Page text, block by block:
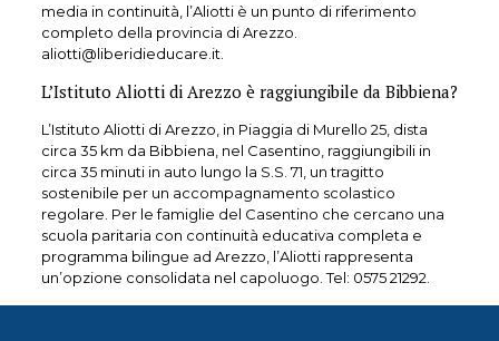
media in continuità, l’Aliotti è un punto di riferimento
completo della provincia di Arezzo.
aliotti@liberidieducare.it.
L’Istituto Aliotti di Arezzo è raggiungibile da Bibbiena?
L’Istituto Aliotti di Arezzo, in Piaggia di Murello 25, dista
circa 35 km da Bibbiena, nel Casentino, raggiungibili in
circa 35 minuti in auto lungo la S.S. 71, un tragitto
sostenibile per un accompagnamento scolastico
regolare. Per le famiglie del Casentino che cercano una
scuola paritaria con continuità educativa completa e
programma bilingue ad Arezzo, l’Aliotti rappresenta
un’opzione consolidata nel capoluogo. Tel: 0575 21292.